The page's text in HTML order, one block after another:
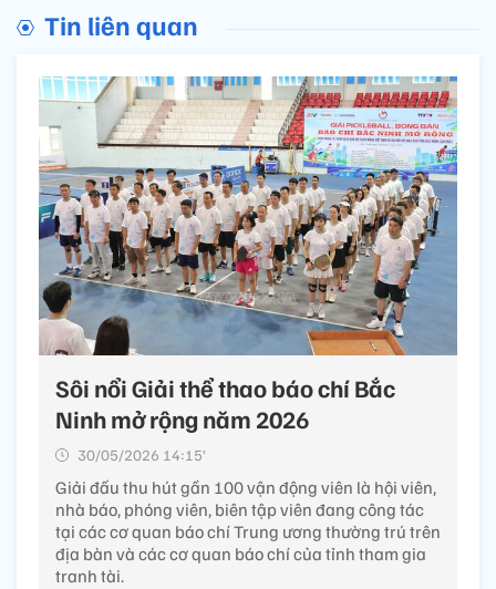
Tin liên quan
Sôi nổi Giải thể thao báo chí Bắc
Ninh mở rộng năm 2026
30/05/2026 14:15’
Giải đấu thu hút gần 100 vận động viên là hội viên,
nhà báo, phóng viên, biên tập viên đang công tác
tại các cơ quan báo chí Trung ương thường trú trên
địa bàn và các cơ quan báo chí của tỉnh tham gia
tranh tài.